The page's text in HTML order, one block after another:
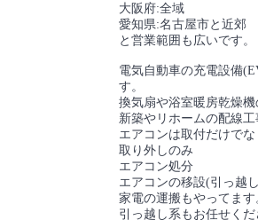
大阪府:全域
愛知県:名古屋市と近郊
と営業範囲も広いです。
電気自動車の充電設備
す。
換気扇や浴室暖房乾燥
新築やリホームの配線工
エアコンは取付だけでな
取り外しのみ
エアコン処分
エアコンの移設(引っ越
家電の運搬もやってます
引っ越し系もお任せくだ